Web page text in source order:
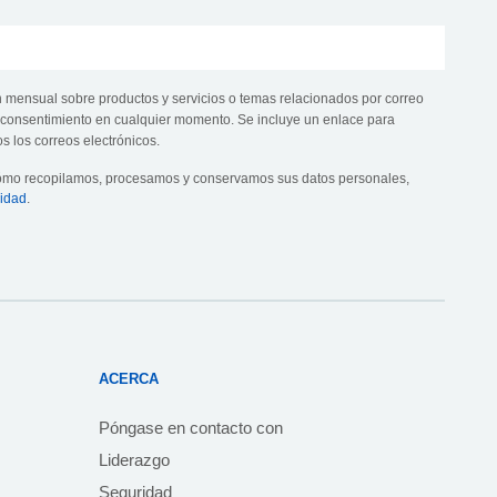
sobre productos y servicios o temas relacionados por correo
en cualquier momento. Se incluye un enlace para
los correos electrónicos.
recopilamos, procesamos y conservamos sus datos personales,
.
ACERCA
Póngase en contacto con
Liderazgo
Seguridad